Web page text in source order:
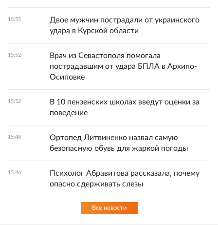
15:55
Двое мужчин пострадали от украинского
удара в Курской области
15:52
Врач из Севастополя помогала
пострадавшим от удара БПЛА в Архипо-
Осиповке
15:52
В 10 пензенских школах введут оценки за
поведение
15:48
Ортопед Литвиненко назвал самую
безопасную обувь для жаркой погоды
15:46
Психолог Абравитова рассказала, почему
опасно сдерживать слезы
Все новости